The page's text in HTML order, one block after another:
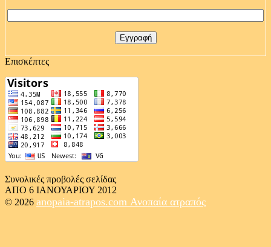
Επισκέπτες
Συνολικές προβολές σελίδας
ΑΠΟ 6 ΙΑΝΟΥΑΡΙΟΥ 2012
© 2026 anopaia-atrapos.com Ανοπαία ατραπός